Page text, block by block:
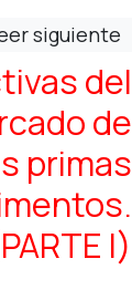
siguiente
del
de
primas
I)